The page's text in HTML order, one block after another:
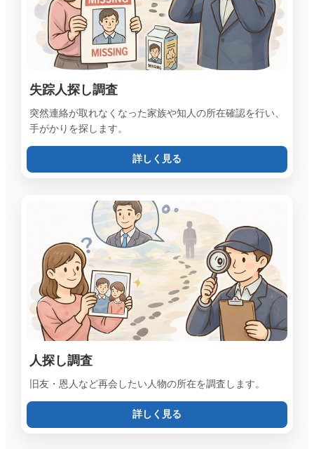
失踪人探し調査
突然連絡が取れなくなった家族や知人の所在確認を行い、
手がかりを探します。
詳しく見る
人探し調査
旧友・恩人など再会したい人物の所在を調査します。
詳しく見る